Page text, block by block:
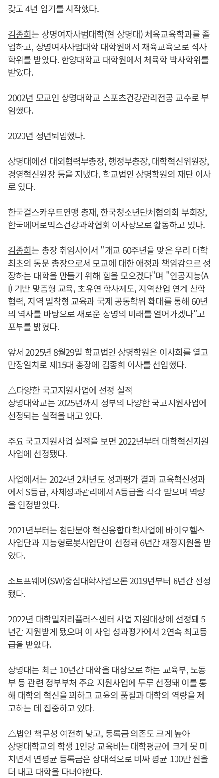
갖고 4년 임기를 시작했다.
김종희는 상명여자사범대학(현 상명대) 체육교육학과를 졸
업하고, 상명여자사범대학 대학원에서 채육교육으로 석사
학위를 받았다. 한양대학교 대학원에서 체육학 박사학위를
받았다.
2002년 모교인 상명대학교 스포츠건강관리전공 교수로 부
임했다.
2020년 정년퇴임했다.
상명대에선 대외협력부총장, 행정부총장, 대학혁신위원장,
경영혁신원장 등을 지냈다. 학교법인 상명학원의 재단 이사
로 있다.
한국걸스카우트연맹 총재, 한국청소년단체협의회 부회장,
한국에어로빅스건강과학협회 이사장으로 활동하고 있다.
김종희는 총장 취임사에서 "개교 60주년을 맞은 우리 대학
최초의 동문 총장으로서 모교에 대한 애정과 책임감으로 성
장하는 대학을 만들기 위해 힘을 모으겠다"며 "인공지능(A
I) 기반 맞춤형 교육, 초유연 학사제도, 지역산업 연계 산학
협력, 지역 밀착형 교육과 국제 공동학위 확대를 통해 60년
의 역사를 바탕으로 새로운 상명의 미래를 열어가겠다"고
포부를 밝혔다.
앞서 2025년 8월29일 학교법인 상명학원은 이사회를 열고
만장일치로 제15대 총장에 김종희 이사를 선임했다.
△다양한 국고지원사업에 선정 실적
상명대학교는 2025년까지 정부의 다양한 국고지원사업에
선정되는 실적을 내고 있다.
주요 국고지원사업 실적을 보면 2022년부터 대학혁신지원
사업에 선정됐다.
사업에서는 2024년 2차년도 성과평가 결과 교육혁신성과
에서 S등급, 자체성과관리에서 A등급을 각각 받으며 역량
을 인정받았다.
2021년부터는 첨단분야 혁신융합대학사업에 바이오헬스
사업단과 지능형로봇사업단이 선정돼 6년간 재정지원을 받
았다.
소트프웨어(SW)중심대학사업으론 2019년부터 6년간 선정
됐다.
2022년 대학일자리플러스센터 사업 지원대상에 선정돼 5
년간 지원받게 됐으며 이 사업 성과평가에서 2연속 최고등
급을 받았다.
상명대는 최근 10년간 대학을 대상으로 하는 교육부, 노동
부 등 관련 정부부처 주요 지원사업에 두루 선정돼 이를 통
해 대학의 혁신을 꾀하고 교육의 품질과 대학의 역량을 제
고하는 데 집중하고 있다.
△법인 책무성 여전히 낮고, 등록금 의존도 크게 높아
상명대학교의 학생 1인당 교육비는 대학평균에 크게 못 미
치면서 연평균 등록금은 상대적으로 비싸 평균 100만 원을
더 내고 대학을 다녀야한다.